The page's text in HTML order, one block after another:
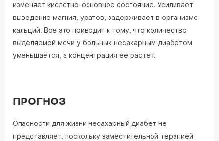
изменяет кислотно-основное состояние. Усиливает
выведение магния, уратов, задерживает в организме
кальций. Все это приводит к тому, что количество
выделяемой мочи у больных несахарным диабетом
уменьшается, а концентрация ее растет.
ПРОГНОЗ
Опасности для жизни несахарный диабет не
представляет, поскольку заместительной терапией